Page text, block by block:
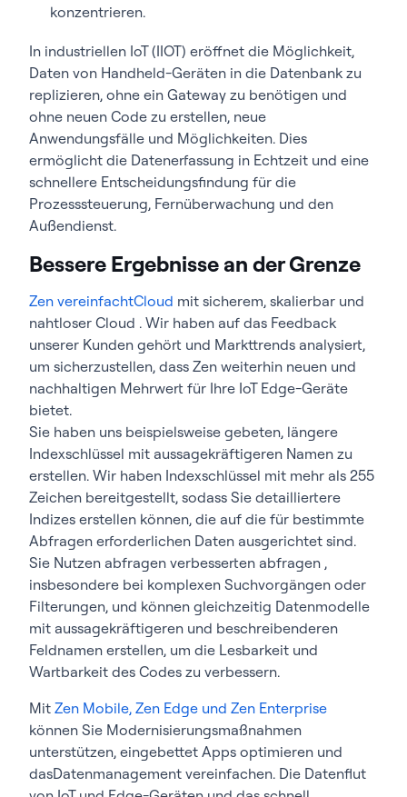
konzentrieren.
In industriellen IoT (IIOT) eröffnet die Möglichkeit,
Daten von Handheld-Geräten in die Datenbank zu
replizieren, ohne ein Gateway zu benötigen und
ohne neuen Code zu erstellen, neue
Anwendungsfälle und Möglichkeiten. Dies
ermöglicht die Datenerfassung in Echtzeit und eine
schnellere Entscheidungsfindung für die
Prozesssteuerung, Fernüberwachung und den
Außendienst.
Bessere Ergebnisse an der Grenze
Zen vereinfachtCloud mit sicherem, skalierbar und
nahtloser Cloud . Wir haben auf das Feedback
unserer Kunden gehört und Markttrends analysiert,
um sicherzustellen, dass Zen weiterhin neuen und
nachhaltigen Mehrwert für Ihre IoT Edge-Geräte
bietet.
Sie haben uns beispielsweise gebeten, längere
Indexschlüssel mit aussagekräftigeren Namen zu
erstellen. Wir haben Indexschlüssel mit mehr als 255
Zeichen bereitgestellt, sodass Sie detailliertere
Indizes erstellen können, die auf die für bestimmte
Abfragen erforderlichen Daten ausgerichtet sind.
Sie Nutzen abfragen verbesserten abfragen ,
insbesondere bei komplexen Suchvorgängen oder
Filterungen, und können gleichzeitig Datenmodelle
mit aussagekräftigeren und beschreibenderen
Feldnamen erstellen, um die Lesbarkeit und
Wartbarkeit des Codes zu verbessern.
Mit Zen Mobile, Zen Edge und Zen Enterprise
können Sie Modernisierungsmaßnahmen
unterstützen, eingebettet Apps optimieren und
dasDatenmanagement vereinfachen. Die Datenflut